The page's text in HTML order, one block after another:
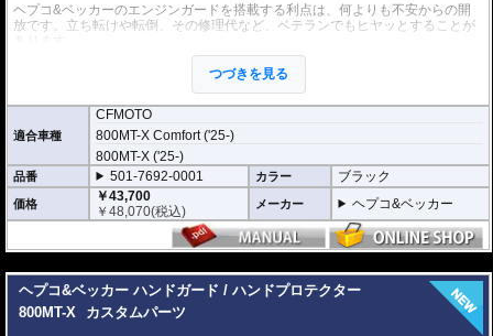
ヘプコ&ベッカーのエンジンガードを搭載する利点は、何よりも不安からの開
放です。立ち転けや転倒、その修理代など、ベテランでもヒヤッとすることが
ヘプコ&ベッカーではツーリングを心から楽しむことを目指し、製品を開発、
高い安全性
万が一の有事から車体を守ります。直接のダメージを防ぐだけでなく、衝撃を
多点に分散し、全体的にダメージを少なくする効果が期待できます。
地面と車体の間への足の挟み込みなども防ぐことも大事な機能です。
品質の差別化
ヘプコ&ベッカーのエンジンガードにはパイプ内部に性質の異なる特殊強化パ
イプをさらに1本追加させた2重構造を採用。
肉厚スチールの加工が施されている車両接合ポイントはトライ&エラーより導
きだされた耐衝撃性に優れた構造です。
また多点支持や、パイプのつなぎ方も差し込みタイプとすることで、充分な強
度を確保。
これらのこだわりを元に、各所にツーリングライフの向上に貢献できるよう工
夫が施されています。
つづきを見る
適合車種
CFMOTO
800MT-X Comfort ('25-)
800MT-X ('25-)
品番 501-7692-0001 カラー ブラック
価格
￥43,700
￥48,070(税込) メーカー ヘプコ&ベッカー
ヘプコ&ベッカー ハンドガード / ハンドプロテクター
800MT-X
カスタムパーツ